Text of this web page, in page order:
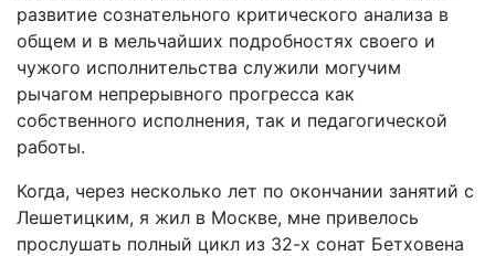
развитие сознательного критического анализа в
общем и в мельчайших подробностях своего и
чужого исполнительства служили могучим
рычагом непрерывного прогресса как
собственного исполнения, так и педагогической
работы.
Когда, через несколько лет по окончании занятий с
Лешетицким, я жил в Москве, мне привелось
прослушать полный цикл из 32-х сонат Бетховена